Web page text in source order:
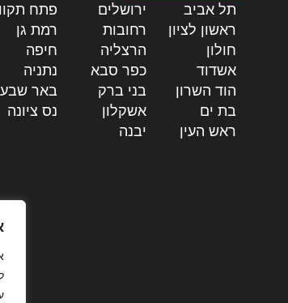
תל אביב ירושלים פתח
ראשון לציון
רחובות| רמת גן
חולון
הרצליה חיפה
אשדוד
כפר סבא| נתניה
הוד השרון
בני ברק באר שבע
בת ים
אשקלון נס ציונה
ראש העין
יבנה